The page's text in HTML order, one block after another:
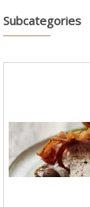
Subcategories